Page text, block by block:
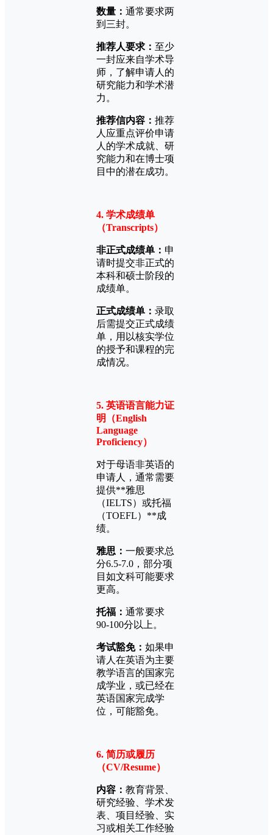
数量： 通常要求两
到三封。
推荐人要求： 至少
一封应来自学术导
师，了解申请人的
研究能力和学术潜
力。
推荐信内容： 推荐
人应重点评价申请
人的学术成就、研
究能力和在博士项
目中的潜在成功。
4. 学术成绩单
（Transcripts）
非正式成绩单： 申
请时提交非正式的
本科和硕士阶段的
成绩单。
正式成绩单： 录取
后需提交正式成绩
单，用以核实学位
的授予和课程的完
成情况。
5. 英语语言能力证
明（English
Language
Proficiency）
对于母语非英语的
申请人，通常需要
提供**雅思
（IELTS）或托福
（TOEFL）**成
绩。
雅思： 一般要求总
分6.5-7.0，部分项
目如文科可能要求
更高。
托福： 通常要求
90-100分以上。
考试豁免： 如果申
请人在英语为主要
教学语言的国家完
成学业，或已经在
英语国家完成学
位，可能豁免。
6. 简历或履历
（CV/Resume）
内容： 教育背景、
研究经验、学术发
表、项目经验、实
习或相关工作经验